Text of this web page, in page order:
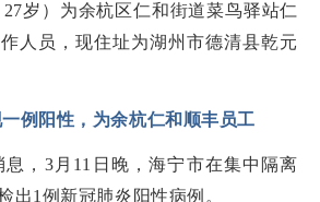
岁）为余杭区仁和街道菜鸟驿站仁
人员，现住址为湖州市德清县乾元
例阳性，为余杭仁和顺丰员工
息，3月11日晚，海宁市在集中隔离
出1例新冠肺炎阳性病例。